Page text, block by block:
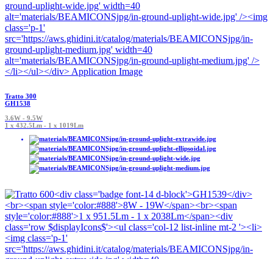
Tratto 300
GH1538
3.6W - 9.5W
1 x 432.5Lm - 1 x 1019Lm